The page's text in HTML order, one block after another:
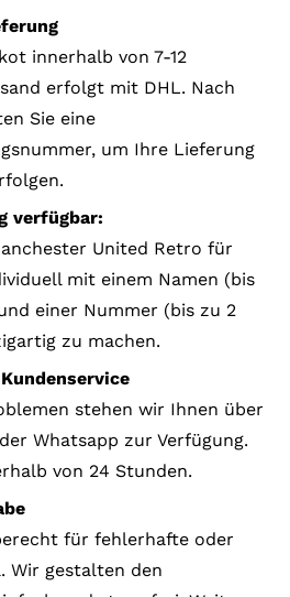
innerhalb von 7-12
erfolgt mit DHL. Nach
Sie eine
um Ihre Lieferung
verfügbar:
United Retro für
mit einem Namen (bis
einer Nummer (bis zu 2
zu machen.
stehen wir Ihnen über
Whatsapp zur Verfügung.
von 24 Stunden.
für fehlerhafte oder
Wir gestalten den